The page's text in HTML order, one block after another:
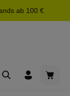
ab 100 €